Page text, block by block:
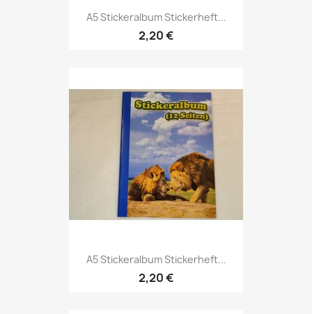
A5 Stickeralbum Stickerheft...
2,20 €
A5 Stickeralbum Stickerheft...
2,20 €